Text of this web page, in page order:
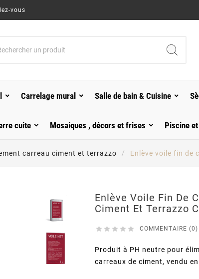
vous
Carrelage mural Salle de bain & Cuisine
cuite Mosaiques , décors et frises Piscine
carreau ciment et terrazzo Enlève voile fin de
Enlève Voile Fin De
Ciment Et Terrazzo
     COMMENTAIRE (0)
Produit à PH neutre pour
carreaux de ciment, vendu